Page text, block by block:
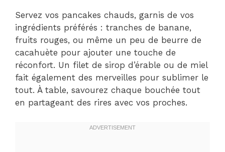
Servez vos pancakes chauds, garnis de vos
ingrédients préférés : tranches de banane,
fruits rouges, ou même un peu de beurre de
cacahuète pour ajouter une touche de
réconfort. Un filet de sirop d’érable ou de miel
fait également des merveilles pour sublimer le
tout. À table, savourez chaque bouchée tout
en partageant des rires avec vos proches.